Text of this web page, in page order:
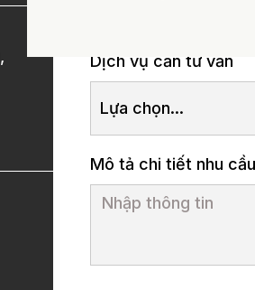
Dịch vụ cần tư vấn
Lựa chọn...
Mô tả chi tiết nhu cầu